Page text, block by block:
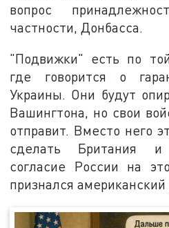
вопрос
частности, Донбасса.
"Подвижки" есть по
где говорится о
Украины. Они будут
Вашингтона, но свои
отправит. Вместо него
сделать Британия
согласие России на
признался